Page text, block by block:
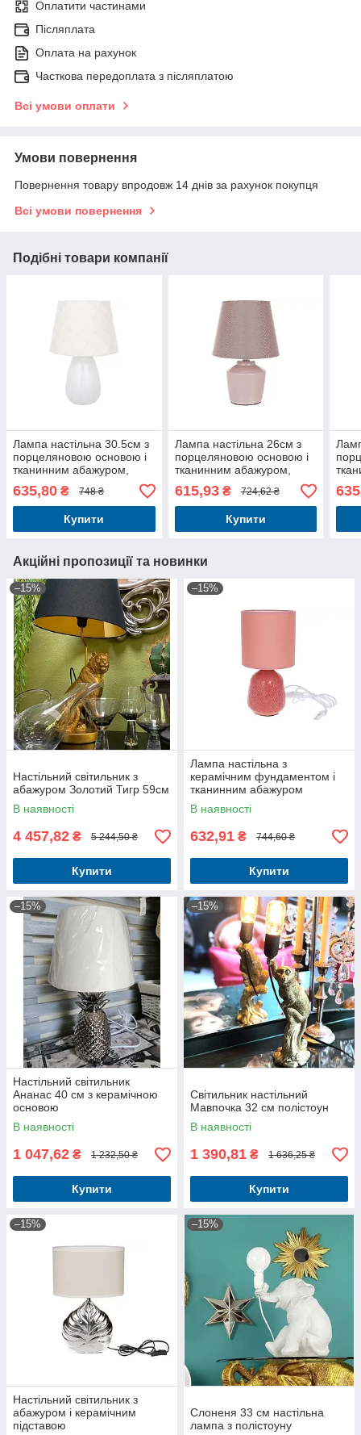
Оплатити частинами
Післяплата
Оплата на рахунок
Часткова передоплата з післяплатою
Всі умови оплати
Умови повернення
Повернення товару впродовж 14 днів за рахунок покупця
Всі умови повернення
Подібні товари компанії
Лампа настільна 30.5см з
порцеляновою основою і
тканинним абажуром,
колір - білий
635,80 ₴ 748 ₴
Купити
Лампа настільна 26см з
порцеляновою основою і
тканинним абажуром,
колір - пудровий
615,93₴ 724,62 ₴
Купити
Акційні пропозиції та новинки
–15%
Настільний світильник з
абажуром Золотий Тигр 59см
В наявності
4 457,82 ₴ 5 244,50 ₴
Купити
–15%
Лампа настільна з
керамічним фундаментом і
тканинним абажуром
В наявності
632,91 ₴ 744,60 ₴
Купити
–15%
Настільний світильник
Ананас 40 см з керамічною
основою
В наявності
1 047,62 ₴ 1 232,50 ₴
Купити
–15%
Світильник настільний
Мавпочка 32 см полістоун
В наявності
1 390,81 ₴ 1 636,25 ₴
Купити
–15%
Настільний світильник з
абажуром і керамічним
підставою
–15%
Слоненя 33 см настільна
лампа з полістоуну